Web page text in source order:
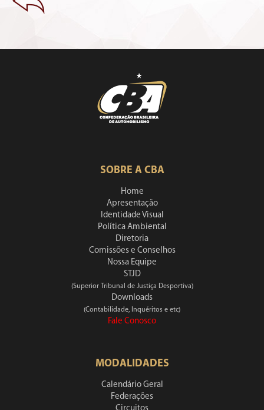
SOBRE A CBA
Home
Apresentação
Identidade Visual
Política Ambiental
Diretoria
Comissões e Conselhos
Nossa Equipe
STJD
(Superior Tribunal de Justiça Desportiva)
Downloads
(Contabilidade, Inquéritos e etc)
Fale Conosco
MODALIDADES
Calendário Geral
Federações